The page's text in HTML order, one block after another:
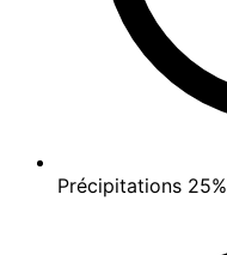
Précipitations 25%